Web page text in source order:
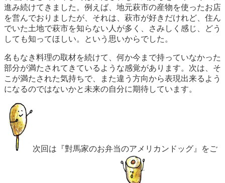
進み続けてきました。例えば、地元萩市の産物を使ったお店
を営んでおりましたが、それは、萩市が好きだけれど、住ん
でいた土地で萩市を知らない人が多く、さみしく感じ、どう
しても知ってほしい。という思いからでした。
名もなき料理の取材を続けて、何か今まで持っていなかった
部分が満たされてきているような感覚があります。次は、そ
こが満たされた気持ちで、また違う方向から表現出来るよう
になるのではないかと未来の自分に期待しています。
次回は『對馬家のお弁当のアメリカンドッグ』をご